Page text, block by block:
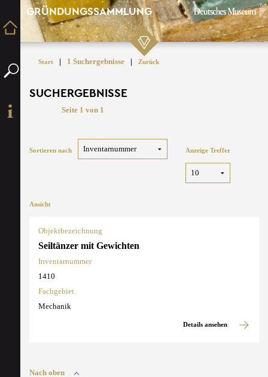
GRÜNDUNGSSAMMLUNG
Start | 1 Suchergebnisse | Zurück
SUCHERGEBNISSE
Seite 1 von 1
Sortieren nach Anzeige Treffer
Ansicht
Objektbezeichnung
Seiltänzer mit Gewichten
Inventarnummer
1410
Fachgebiet
Mechanik
Details ansehen
Nach oben